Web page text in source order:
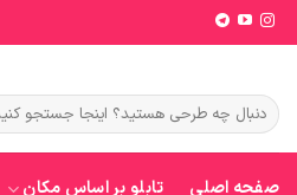
Skip
to
جستجو
برای:
صفحه اصلی تابلو بر اساس مکان